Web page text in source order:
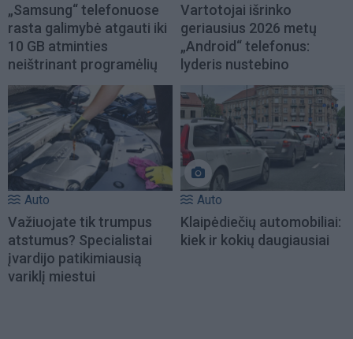
„Samsung“ telefonuose
rasta galimybė atgauti iki
10 GB atminties
neištrinant programėlių
Vartotojai išrinko
geriausius 2026 metų
„Android“ telefonus:
lyderis nustebino
Auto
Važiuojate tik trumpus
atstumus? Specialistai
įvardijo patikimiausią
variklį miestui
Auto
Klaipėdiečių automobiliai:
kiek ir kokių daugiausiai